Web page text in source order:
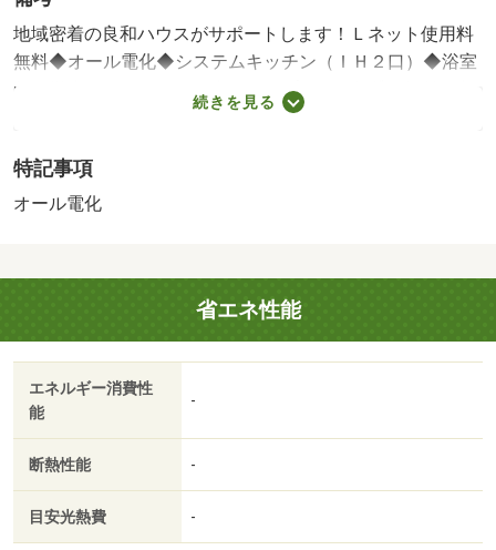
地域密着の良和ハウスがサポートします！Ｌネット使用料
無料◆オール電化◆システムキッチン（ＩＨ２口）◆浴室
乾燥機◆シャワートイレ◆シャンプード・賃貸保証等：加
入要（ＹＥＬＬ保証（エポス） 【初回】総賃料の５０％
Ｅ）・維持費等：良和安心サポート１，４３０円／月・火
災保険料１，０００円／月/カギ交換代 33000円/除菌消臭
続きを見る
特記事項
オール電化
省エネ性能
エネルギー消費性
能
-
断熱性能 -
目安光熱費 -